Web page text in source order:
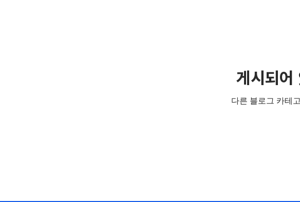
게시되어
다른 블로그 카테